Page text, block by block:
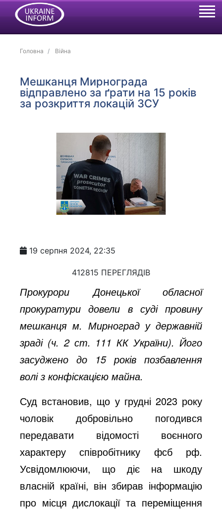
Головна Війна
Мешканця Мирнограда
відправлено за ґрати на 15 років
за розкриття локацій ЗСУ
19 серпня 2024, 22:35
412815 ПЕРЕГЛЯДІВ
Прокурори Донецької обласної
прокуратури довели в суді провину
мешканця м. Мирноград у державній
зраді (ч. 2 ст. 111 КК України). Його
засуджено до 15 років позбавлення
волі з конфіскацією майна.
Суд встановив, що у грудні 2023 року
чоловік добровільно погодився
передавати відомості воєнного
характеру співробітнику фсб рф.
Усвідомлюючи, що діє на шкоду
власній країні, він збирав інформацію
про місця дислокації та переміщення